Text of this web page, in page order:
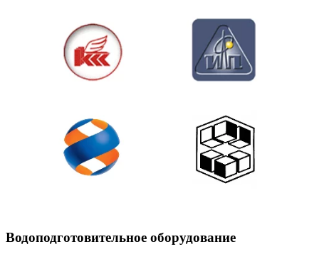
Водоподготовительное оборудование